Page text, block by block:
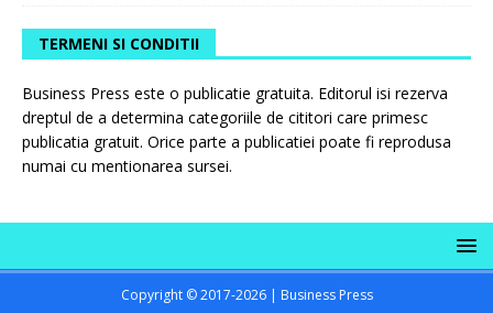
TERMENI SI CONDITII
Business Press este o publicatie gratuita. Editorul isi rezerva
dreptul de a determina categoriile de cititori care primesc
publicatia gratuit. Orice parte a publicatiei poate fi reprodusa
numai cu mentionarea sursei.
Copyright © 2017-2026 | Business Press